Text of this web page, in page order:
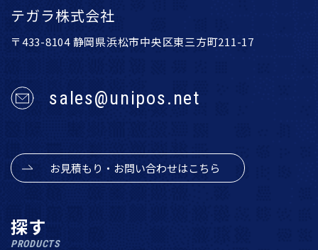
テガラ株式会社
〒433-8104 静岡県浜松市中央区東三方町211-17
sales@unipos.net
お見積もり・お問い合わせはこちら
探す
PRODUCTS